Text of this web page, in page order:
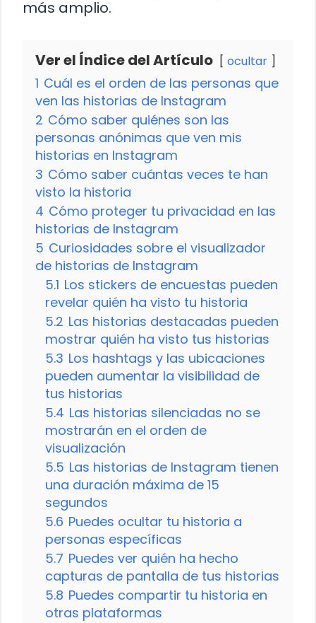
más amplio.
Ver el Índice del Artículo ocultar
1 Cuál es el orden de las personas que
ven las historias de Instagram
2 Cómo saber quiénes son las
personas anónimas que ven mis
historias en Instagram
3 Cómo saber cuántas veces te han
visto la historia
4 Cómo proteger tu privacidad en las
historias de Instagram
5 Curiosidades sobre el visualizador
de historias de Instagram
5.1 Los stickers de encuestas pueden
revelar quién ha visto tu historia
5.2 Las historias destacadas pueden
mostrar quién ha visto tus historias
5.3 Los hashtags y las ubicaciones
pueden aumentar la visibilidad de
tus historias
5.4 Las historias silenciadas no se
mostrarán en el orden de
visualización
5.5 Las historias de Instagram tienen
una duración máxima de 15
segundos
5.6 Puedes ocultar tu historia a
personas específicas
5.7 Puedes ver quién ha hecho
capturas de pantalla de tus historias
5.8 Puedes compartir tu historia en
otras plataformas